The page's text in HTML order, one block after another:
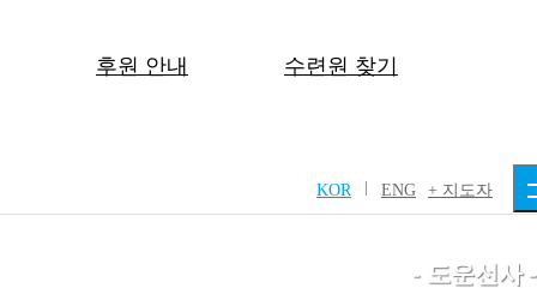
후원 안내 수련원 찾기
KOR ENG + 지도자
몸은 마음을 담는 그릇입니다.
바른 몸에 바른 마음이 담기는 것입
니다.
- 도운선사 -